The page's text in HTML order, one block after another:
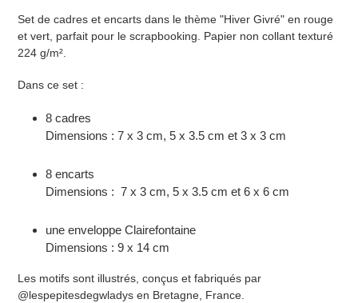
Set de cadres et encarts dans le thème "Hiver Givré" en rouge
et vert, parfait pour le scrapbooking. Papier non collant texturé
224 g/m².
Dans ce set :
8 cadres
Dimensions : 7 x 3 cm, 5 x 3.5 cm et 3 x 3 cm
8 encarts
Dimensions : 7 x 3 cm, 5 x 3.5 cm et 6 x 6 cm
une enveloppe Clairefontaine
Dimensions : 9 x 14 cm
Les motifs sont illustrés, conçus et fabriqués par
@lespepitesdegwladys en Bretagne, France.